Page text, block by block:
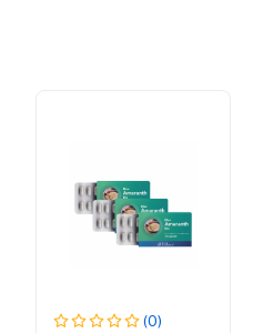
(0)